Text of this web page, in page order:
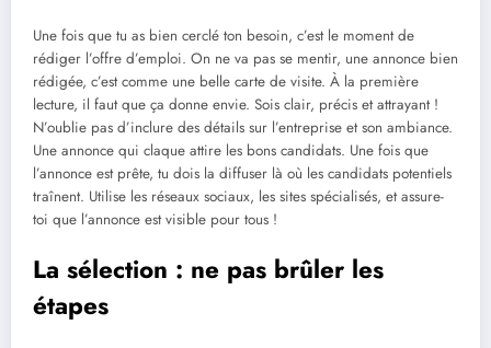
Une fois que tu as bien cerclé ton besoin, c’est le moment de
rédiger l’offre d’emploi. On ne va pas se mentir, une annonce bien
rédigée, c’est comme une belle carte de visite. À la première
lecture, il faut que ça donne envie. Sois clair, précis et attrayant !
N’oublie pas d’inclure des détails sur l’entreprise et son ambiance.
Une annonce qui claque attire les bons candidats. Une fois que
l’annonce est prête, tu dois la diffuser là où les candidats potentiels
traînent. Utilise les réseaux sociaux, les sites spécialisés, et assure-
toi que l’annonce est visible pour tous !
La sélection : ne pas brûler les
étapes